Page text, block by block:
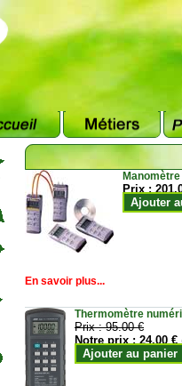
Prix :
Ajouter
En savoir plus...
Thermomètre
Prix :95.00 €
Notre prix :24.00 €
Ajouter au panier